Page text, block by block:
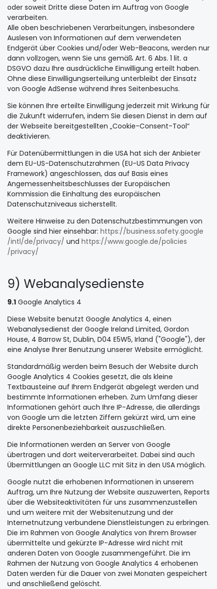
oder soweit Dritte diese Daten im Auftrag von Google
verarbeiten.
Alle oben beschriebenen Verarbeitungen, insbesondere
Auslesen von Informationen auf dem verwendeten
Endgerät über Cookies und/oder Web-Beacons, werden nur
dann vollzogen, wenn Sie uns gemäß Art. 6 Abs. 1 lit. a
DSGVO dazu Ihre ausdrückliche Einwilligung erteilt haben.
Ohne diese Einwilligungserteilung unterbleibt der Einsatz
von Google AdSense während Ihres Seitenbesuchs.
Sie können Ihre erteilte Einwilligung jederzeit mit Wirkung für
die Zukunft widerrufen, indem Sie diesen Dienst in dem auf
der Webseite bereitgestellten „Cookie-Consent-Tool“
deaktivieren.
Für Datenübermittlungen in die USA hat sich der Anbieter
dem EU-US-Datenschutzrahmen (EU-US Data Privacy
Framework) angeschlossen, das auf Basis eines
Angemessenheitsbeschlusses der Europäischen
Kommission die Einhaltung des europäischen
Datenschutzniveaus sicherstellt.
Weitere Hinweise zu den Datenschutzbestimmungen von
Google sind hier einsehbar: https://business.safety.google
/intl/de/privacy/ und https://www.google.de/policies
/privacy/
9) Webanalysedienste
9.1 Google Analytics 4
Diese Website benutzt Google Analytics 4, einen
Webanalysedienst der Google Ireland Limited, Gordon
House, 4 Barrow St, Dublin, D04 E5W5, Irland ("Google"), der
eine Analyse Ihrer Benutzung unserer Website ermöglicht.
Standardmäßig werden beim Besuch der Website durch
Google Analytics 4 Cookies gesetzt, die als kleine
Textbausteine auf Ihrem Endgerät abgelegt werden und
bestimmte Informationen erheben. Zum Umfang dieser
Informationen gehört auch Ihre IP-Adresse, die allerdings
von Google um die letzten Ziffern gekürzt wird, um eine
direkte Personenbeziehbarkeit auszuschließen.
Die Informationen werden an Server von Google
übertragen und dort weiterverarbeitet. Dabei sind auch
Übermittlungen an Google LLC mit Sitz in den USA möglich.
Google nutzt die erhobenen Informationen in unserem
Auftrag, um Ihre Nutzung der Website auszuwerten, Reports
über die Websiteaktivitäten für uns zusammenzustellen
und um weitere mit der Websitenutzung und der
Internetnutzung verbundene Dienstleistungen zu erbringen.
Die im Rahmen von Google Analytics von Ihrem Browser
übermittelte und gekürzte IP-Adresse wird nicht mit
anderen Daten von Google zusammengeführt. Die im
Rahmen der Nutzung von Google Analytics 4 erhobenen
Daten werden für die Dauer von zwei Monaten gespeichert
und anschließend gelöscht.